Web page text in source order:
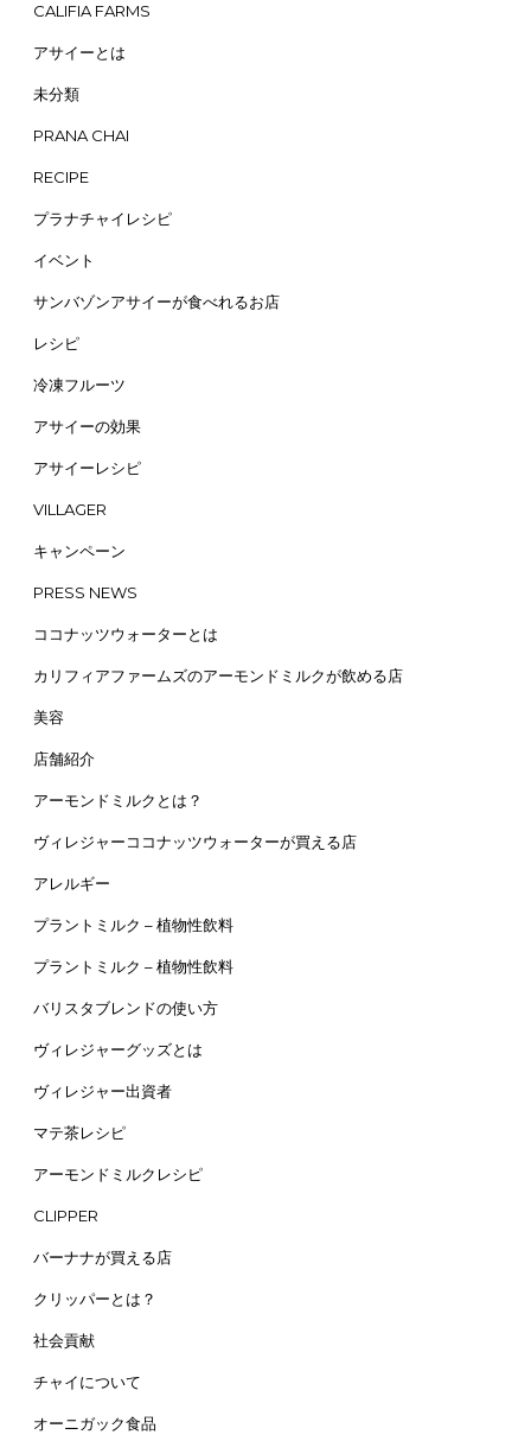
CALIFIA FARMS
アサイーとは
未分類
PRANA CHAI
RECIPE
プラナチャイレシピ
イベント
サンバゾンアサイーが食べれるお店
レシピ
冷凍フルーツ
アサイーの効果
アサイーレシピ
VILLAGER
キャンペーン
PRESS NEWS
ココナッツウォーターとは
カリフィアファームズのアーモンドミルクが飲める店
美容
店舗紹介
アーモンドミルクとは？
ヴィレジャーココナッツウォーターが買える店
アレルギー
プラントミルク – 植物性飲料
プラントミルク – 植物性飲料
バリスタブレンドの使い方
ヴィレジャーグッズとは
ヴィレジャー出資者
マテ茶レシピ
アーモンドミルクレシピ
CLIPPER
バーナナが買える店
クリッパーとは？
社会貢献
チャイについて
オーニガック食品